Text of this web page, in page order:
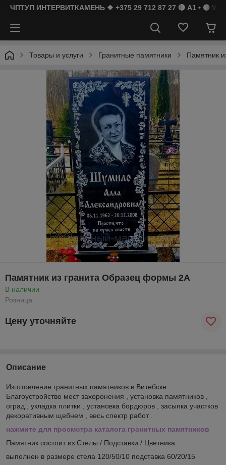
ЧПТУП ИНТЕРВИТКАМЕНЬ ❖ +375 29 712 87 27 🔴 A1 • 🟣
Товары и услуги Гранитные памятники Памятник
Памятник из гранита Образец формы 2А
В наличии
Розница
Цену уточняйте
Описание
Изготовление гранитных памятников в Витебске .
Благоустройство мест захоронения , установка памятников ,
оград , укладка плитки , установка бордюров , засыпка участков
декоративным щебнем , весь спектр работ .
нажмите для просмотра каталога гранитных памятников
Памятник состоит из Стелы / Подставки / Цветника
выполнен в размере стела 120/50/10 подставка 60/20/15